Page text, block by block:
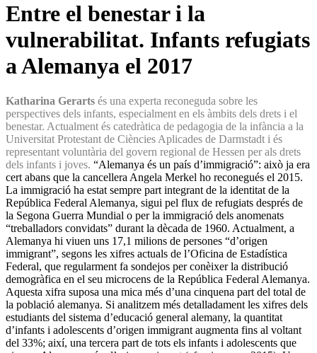
Entre el benestar i la
vulnerabilitat. Infants refugiats
a Alemanya el 2017
Katharina Gerarts és una experta reconeguda sobre les
perspectives dels infants, especialment en els àmbits dels drets i el
benestar. Actualment és catedràtica de pedagogia de la infància a la
Universitat Protestant de Ciències Aplicades de Darmstadt i és
representant voluntària del govern regional de Hessen per als drets
dels infants i joves. “Alemanya és un país d’immigració”: això ja era
cert abans que la cancellera Angela Merkel ho reconegués el 2015.
La immigració ha estat sempre part integrant de la identitat de la
República Federal Alemanya, sigui pel flux de refugiats després de
la Segona Guerra Mundial o per la immigració dels anomenats
“treballadors convidats” durant la dècada de 1960. Actualment, a
Alemanya hi viuen uns 17,1 milions de persones “d’origen
immigrant”, segons les xifres actuals de l’Oficina de Estadística
Federal, que regularment fa sondejos per conèixer la distribució
demogràfica en el seu microcens de la República Federal Alemanya.
Aquesta xifra suposa una mica més d’una cinquena part del total de
la població alemanya. Si analitzem més detalladament les xifres dels
estudiants del sistema d’educació general alemany, la quantitat
d’infants i adolescents d’origen immigrant augmenta fins al voltant
del 33%; així, una tercera part de tots els infants i adolescents que